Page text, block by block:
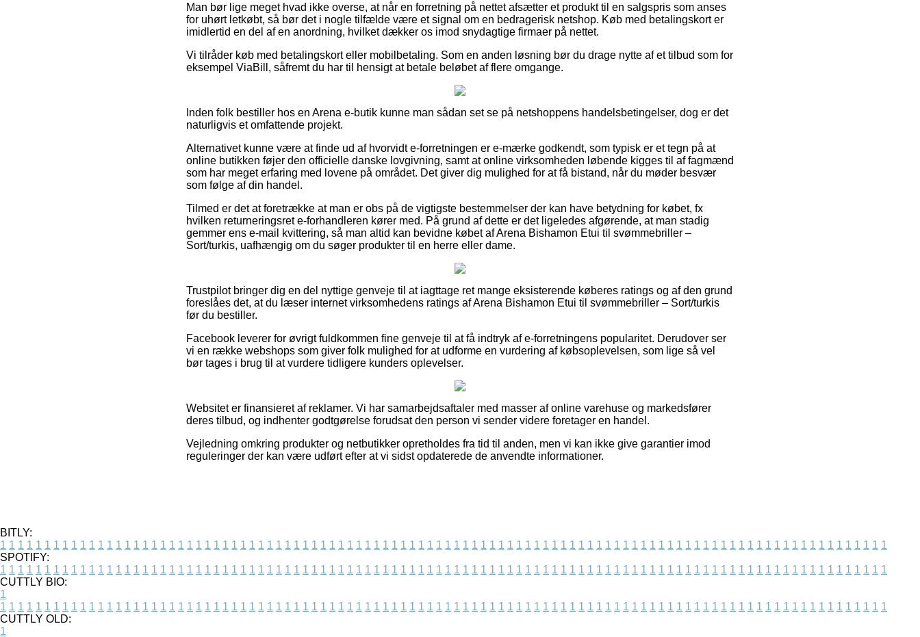
Man bør lige meget hvad ikke overse, at når en forretning på nettet afsætter et produkt til en salgspris som anses
for uhørt letkøbt, så bør det i nogle tilfælde være et signal om en bedragerisk netshop. Køb med betalingskort er
imidlertid en del af en anordning, hvilket dækker os imod snydagtige firmaer på nettet.
Vi tilråder køb med betalingskort eller mobilbetaling. Som en anden løsning bør du drage nytte af et tilbud som for
eksempel ViaBill, såfremt du har til hensigt at betale beløbet af flere omgange.
Inden folk bestiller hos en Arena e-butik kunne man sådan set se på netshoppens handelsbetingelser, dog er det
naturligvis et omfattende projekt.
Alternativet kunne være at finde ud af hvorvidt e-forretningen er e-mærke godkendt, som typisk er et tegn på at
online butikken føjer den officielle danske lovgivning, samt at online virksomheden løbende kigges til af fagmænd
som har meget erfaring med lovene på området. Det giver dig mulighed for at få bistand, når du møder besvær
som følge af din handel.
Tilmed er det at foretrække at man er obs på de vigtigste bestemmelser der kan have betydning for købet, fx
hvilken returneringsret e-forhandleren kører med. På grund af dette er det ligeledes afgørende, at man stadig
gemmer ens e-mail kvittering, så man altid kan bevidne købet af Arena Bishamon Etui til svømmebriller –
Sort/turkis, uafhængig om du søger produkter til en herre eller dame.
Trustpilot bringer dig en del nyttige genveje til at iagttage ret mange eksisterende køberes ratings og af den grund
foreslåes det, at du læser internet virksomhedens ratings af Arena Bishamon Etui til svømmebriller – Sort/turkis
før du bestiller.
Facebook leverer for øvrigt fuldkommen fine genveje til at få indtryk af e-forretningens popularitet. Derudover ser
vi en række webshops som giver folk mulighed for at udforme en vurdering af købsoplevelsen, som lige så vel
bør tages i brug til at vurdere tidligere kunders oplevelser.
Websitet er finansieret af reklamer. Vi har samarbejdsaftaler med masser af online varehuse og markedsfører
deres tilbud, og indhenter godtgørelse forudsat den person vi sender videre foretager en handel.
Vejledning omkring produkter og netbutikker opretholdes fra tid til anden, men vi kan ikke give garantier imod
reguleringer der kan være udført efter at vi sidst opdaterede de anvendte informationer.
BITLY:
1 1 1 1 1 1 1 1 1 1 1 1 1 1 1 1 1 1 1 1 1 1 1 1 1 1 1 1 1 1 1 1 1 1 1 1 1 1 1 1 1 1 1 1 1 1 1 1 1 1 1 1 1 1 1 1 1 1 1 1 1 1 1 1 1 1 1 1 1 1 1 1 1 1 1 1 1 1 1 1 1 1 1 1 1 1 1 1 1 1 1 1 1 1 1 1 1 1 1 1
SPOTIFY:
1 1 1 1 1 1 1 1 1 1 1 1 1 1 1 1 1 1 1 1 1 1 1 1 1 1 1 1 1 1 1 1 1 1 1 1 1 1 1 1 1 1 1 1 1 1 1 1 1 1 1 1 1 1 1 1 1 1 1 1 1 1 1 1 1 1 1 1 1 1 1 1 1 1 1 1 1 1 1 1 1 1 1 1 1 1 1 1 1 1 1 1 1 1 1 1 1 1 1 1
CUTTLY BIO:
1
1 1 1 1 1 1 1 1 1 1 1 1 1 1 1 1 1 1 1 1 1 1 1 1 1 1 1 1 1 1 1 1 1 1 1 1 1 1 1 1 1 1 1 1 1 1 1 1 1 1 1 1 1 1 1 1 1 1 1 1 1 1 1 1 1 1 1 1 1 1 1 1 1 1 1 1 1 1 1 1 1 1 1 1 1 1 1 1 1 1 1 1 1 1 1 1 1 1 1 1
CUTTLY OLD:
1